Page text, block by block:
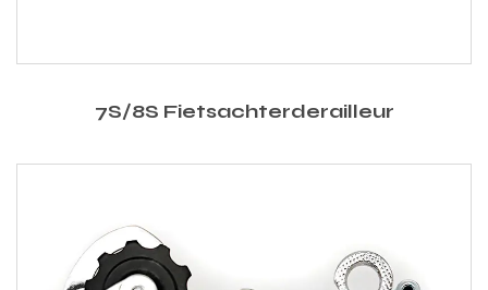
7S/8S Fietsachterderailleur